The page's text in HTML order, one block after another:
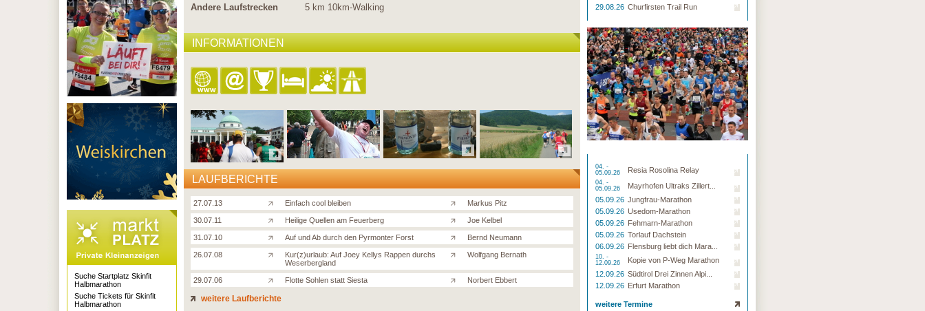
Andere Laufstrecken
5 km 10km-Walking
INFORMATIONEN
LAUFBERICHTE
27.07.13 Einfach cool bleiben Markus Pitz
30.07.11 Heilige Quellen am Feuerberg Joe Kelbel
31.07.10 Auf und Ab durch den Pyrmonter Forst Bernd Neumann
26.07.08
Kur(z)urlaub: Auf Joey Kellys Rappen durchs
Weserbergland
Wolfgang Bernath
29.07.06 Flotte Sohlen statt Siesta Norbert Ebbert
weitere Laufberichte
29.08.26 Churfirsten Trail Run
04. -
05.09.26
Resia Rosolina Relay
04. -
05.09.26
Mayrhofen Ultraks Zillert...
05.09.26 Jungfrau-Marathon
05.09.26 Usedom-Marathon
05.09.26 Fehmarn-Marathon
05.09.26 Torlauf Dachstein
06.09.26 Flensburg liebt dich Mara...
10. -
12.09.26
Kopie von P-Weg Marathon
12.09.26 Südtirol Drei Zinnen Alpi...
12.09.26 Erfurt Marathon
weitere Termine
Suche Startplatz Skinfit
Halbmarathon
Suche Tickets für Skinfit
Halbmarathon